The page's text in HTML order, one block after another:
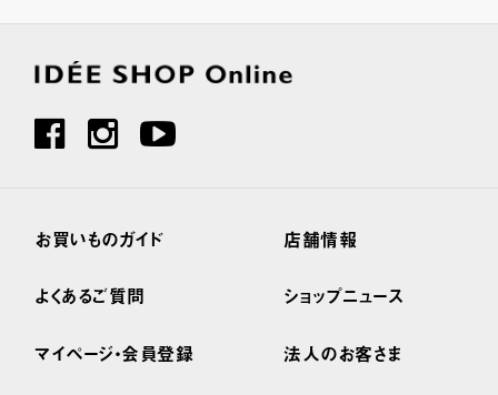
お買いものガイド
よくあるご質問
マイページ・会員登録
店舗情報
ショップニュース
法人のお客さま